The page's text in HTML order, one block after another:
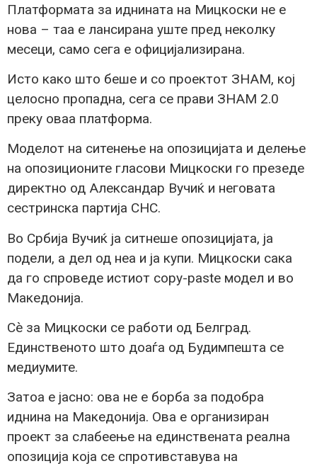
Платформата за иднината на Мицкоски не е
нова – таа е лансирана уште пред неколку
месеци, само сега е официјализирана.
Исто како што беше и со проектот ЗНАМ, кој
целосно пропадна, сега се прави ЗНАМ 2.0
преку оваа платформа.
Моделот на ситенење на опозицијата и делење
на опозиционите гласови Мицкоски го презеде
директно од Александар Вучиќ и неговата
сестринска партија СНС.
Во Србија Вучиќ ја ситнеше опозицијата, ја
подели, а дел од неа и ја купи. Мицкоски сака
да го спроведе истиот copy-paste модел и во
Македонија.
Сè за Мицкоски се работи од Белград.
Единственото што доаѓа од Будимпешта се
медиумите.
Затоа е јасно: ова не е борба за подобра
иднина на Македонија. Ова е организиран
проект за слабеење на единствената реална
опозиција која се спротивставува на